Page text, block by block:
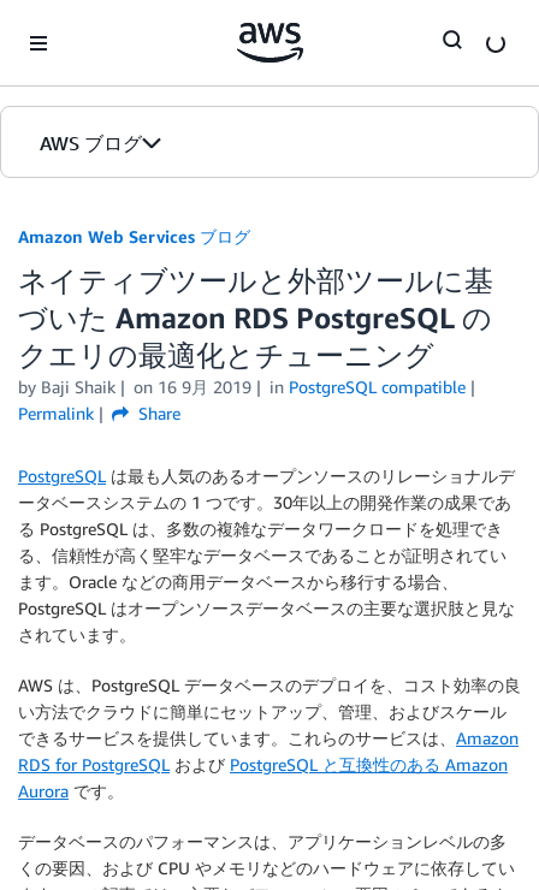
AWS ブログ
カテゴリ
エディション
Amazon Web Services ブログ
ネイティブツールと外部ツールに基
づいた Amazon RDS PostgreSQL の
クエリの最適化とチューニング
by Baji Shaik on 16 9月 2019 in PostgreSQL compatible
Permalink
Share
PostgreSQL は最も人気のあるオープンソースのリレーショナルデ
ータベースシステムの 1 つです。30年以上の開発作業の成果であ
る PostgreSQL は、多数の複雑なデータワークロードを処理でき
る、信頼性が高く堅牢なデータベースであることが証明されてい
ます。Oracle などの商用データベースから移行する場合、
PostgreSQL はオープンソースデータベースの主要な選択肢と見な
されています。
AWS は、PostgreSQL データベースのデプロイを、コスト効率の良
い方法でクラウドに簡単にセットアップ、管理、およびスケール
できるサービスを提供しています。これらのサービスは、 Amazon
RDS for PostgreSQL および PostgreSQL と互換性のある Amazon
Aurora です。
データベースのパフォーマンスは、アプリケーションレベルの多
くの要因、および CPU やメモリなどのハードウェアに依存してい